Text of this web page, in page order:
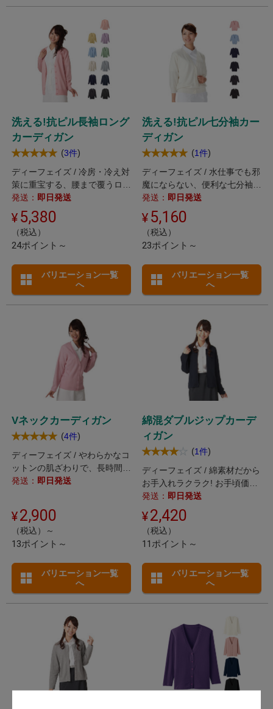
洗える!抗ピル長袖ロング
カーディガン
(3件)
ディーフェイズ / 冷房・冷え対
策に重宝する、腰まで覆うロン
グ丈カーディガン。
発送： 即日発送
5,380
（税込）
24ポイント～
バリエーション一覧
へ
洗える!抗ピル七分袖カー
ディガン
(1件)
ディーフェイズ / 水仕事でも邪
魔にならない、便利な七分袖カ
ーディガン。
発送： 即日発送
5,160
（税込）
23ポイント～
バリエーション一覧
へ
Vネックカーディガン
(4件)
ディーフェイズ / やわらかなコ
ットンの肌ざわりで、長時間着
用してもストレスフリー。
発送： 即日発送
2,900
（税込）～
13ポイント～
バリエーション一覧
へ
綿混ダブルジップカーデ
ィガン
(1件)
ディーフェイズ / 綿素材だから
お手入れラクラク! お手頃価格
のカットソーカーディガン。
発送： 即日発送
2,420
（税込）
11ポイント～
バリエーション一覧
へ